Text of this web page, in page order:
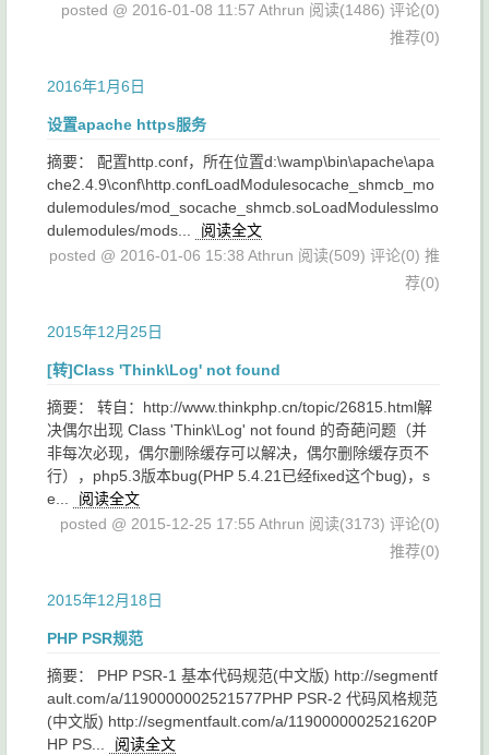
posted @ 2016-01-08 11:57 Athrun 阅读(1486) 评论(0)
推荐(0)
2016年1月6日
设置apache https服务
摘要： 配置http.conf，所在位置d:\wamp\bin\apache\apa
che2.4.9\conf\http.confLoadModulesocache_shmcb_mo
dulemodules/mod_socache_shmcb.soLoadModulesslmo
dulemodules/mods...
阅读全文
posted @ 2016-01-06 15:38 Athrun 阅读(509) 评论(0) 推
荐(0)
2015年12月25日
[转]Class 'Think\Log' not found
摘要： 转自：http://www.thinkphp.cn/topic/26815.html解
决偶尔出现 Class 'Think\Log' not found 的奇葩问题（并
非每次必现，偶尔删除缓存可以解决，偶尔删除缓存页不
行），php5.3版本bug(PHP 5.4.21已经fixed这个bug)，s
e...
阅读全文
posted @ 2015-12-25 17:55 Athrun 阅读(3173) 评论(0)
推荐(0)
2015年12月18日
PHP PSR规范
摘要： PHP PSR-1 基本代码规范(中文版) http://segmentf
ault.com/a/1190000002521577PHP PSR-2 代码风格规范
(中文版) http://segmentfault.com/a/1190000002521620P
HP PS...
阅读全文